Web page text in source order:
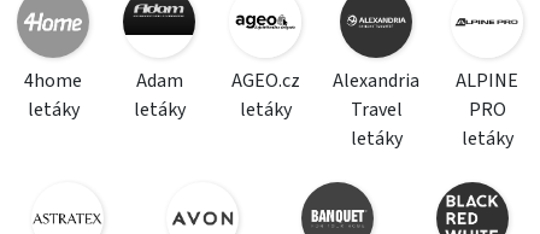
4home
letáky
Adam
letáky
AGEO.cz
letáky
Alexandria
Travel
letáky
ALPINE
PRO
letáky